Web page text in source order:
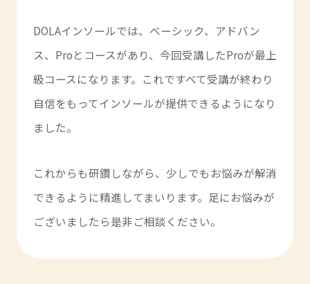
DOLAインソールでは、ベーシック、アドバン
ス、Proとコースがあり、今回受講したProが最上
級コースになります。これですべて受講が終わり
自信をもってインソールが提供できるようになり
ました。
これからも研鑽しながら、少しでもお悩みが解消
できるように精進してまいります。足にお悩みが
ございましたら是非ご相談ください。